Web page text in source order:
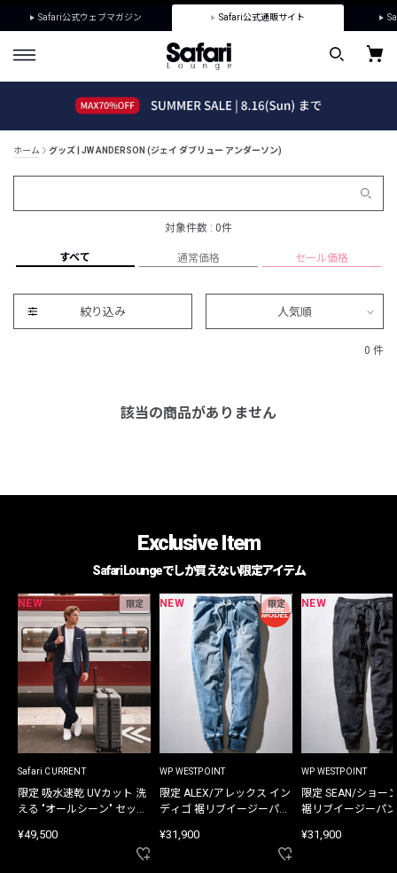
Safari公式ウェブマガジン Safari公式通販サイト
ホーム グッズ | JW ANDERSON (ジェイ ダブリュー アンダーソン)
対象件数 : 0件
すべて 通常価格 セール価格
絞り込み 人気順
0 件
該当の商品がありません
Exclusive Item
Safari Loungeでしか買えない限定アイテム
NEW 限定
Safari CURRENT
限定 吸水速乾 UVカット 洗
える "オールシーン" セット
¥49,500
NEW 限定
WP WESTPOINT
限定 ALEX/アレックス イン
ディゴ 裾リブイージーパン
¥31,900
NEW
WP WESTPOINT
限定 SEAN/ショー
裾リブイージーパ
¥31,900